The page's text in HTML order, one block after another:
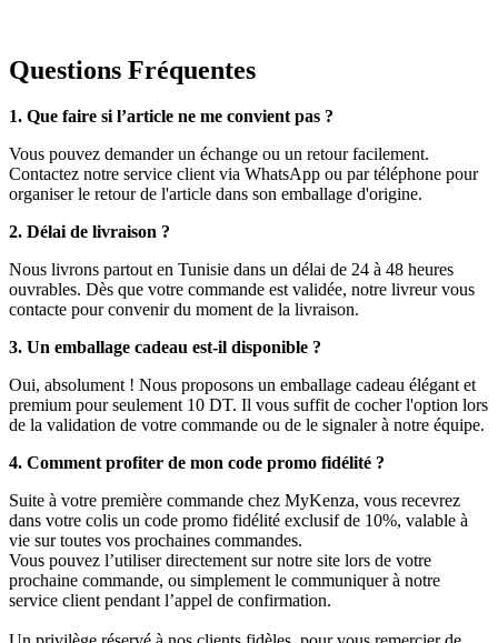
Questions Fréquentes
1. Que faire si l’article ne me convient pas ?
Vous pouvez demander un échange ou un retour facilement.
Contactez notre service client via WhatsApp ou par téléphone pour
organiser le retour de l'article dans son emballage d'origine.
2. Délai de livraison ?
Nous livrons partout en Tunisie dans un délai de 24 à 48 heures
ouvrables. Dès que votre commande est validée, notre livreur vous
contacte pour convenir du moment de la livraison.
3. Un emballage cadeau est-il disponible ?
Oui, absolument ! Nous proposons un emballage cadeau élégant et
premium pour seulement 10 DT. Il vous suffit de cocher l'option lors
de la validation de votre commande ou de le signaler à notre équipe.
4. Comment profiter de mon code promo fidélité ?
Suite à votre première commande chez MyKenza, vous recevrez
dans votre colis un code promo fidélité exclusif de 10%, valable à
vie sur toutes vos prochaines commandes.
Vous pouvez l’utiliser directement sur notre site lors de votre
prochaine commande, ou simplement le communiquer à notre
service client pendant l’appel de confirmation.